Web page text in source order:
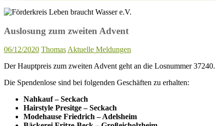
Auslosung zum zweiten Advent
06/12/2020 ThomasAktuelle Meldungen
Der Hauptpreis zum zweiten Advent geht an die Losnummer 37240.
Die Spendenlose sind bei folgenden Geschäften zu erhalten:
Nahkauf – Seckach
Hairstyle Presitge – Seckach
Modehause Friedrich – Adelsheim